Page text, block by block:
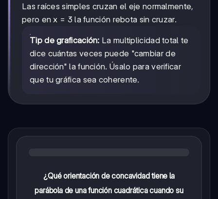
Las raíces simples cruzan el eje normalmente,
pero en x = 3 la función rebota sin cruzar.
Tip de graficación: La multiplicidad total te
dice cuántas veces puede "cambiar de
dirección" la función. Úsalo para verificar
que tu gráfica sea coherente.
¿Qué orientación de concavidad tiene la
parábola de una función cuadrática cuando su